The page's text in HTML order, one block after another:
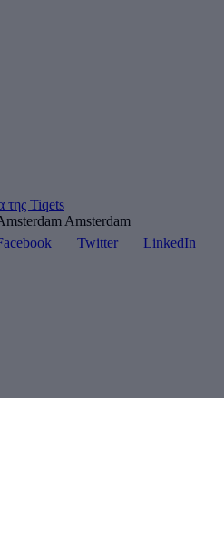
Amsterdam
Twitter LinkedIn